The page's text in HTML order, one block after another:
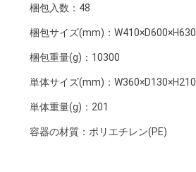
梱包入数： 48
梱包サイズ(mm)：W410×D600×H630
梱包重量(g)： 10300
単体サイズ(mm)：W360×D130×H210
単体重量(g)： 201
容器の材質：ポリエチレン(PE)